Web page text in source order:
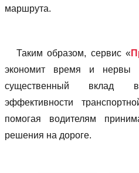
маршрута.
Таким образом, сервис «
экономит время и нервы
существенный
эффективности
помогая водителям
решения на дороге.